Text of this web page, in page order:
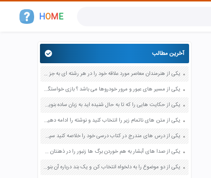
HOME
آخرین مطالب
یکی از هنرمندان معاصر مورد علاقه خود را در هر رشته ای به جز عکاسی صفحه 69 فرهنگ و هنر نهم
یکی از مسیر های عبور و مرور خودروها می باشد ؟ بازی خواستگاری جواب پاسخ
یکی از حکایت هایی را که تا به حال شنیده اید به زبان ساده بنویسید صفحه 97 نگارش ششم دبستان
یکی از متن های ناتمام زیر را انتخاب کنید و نوشته را ادامه دهید صفحه 73 و 74 کتاب نگارش فارسی پنجم دبستان
یکی از درس های مندرج در کتاب درسی خود را خلاصه کنید سپس متن خلاصه شده را با بهره گیری از روش های دسته بندی نمودار جدول نقشه مفهومی نشان دهید صفحه 118 نگارش یازدهم
یکی از صدا های آبشار به هم خوردن برگ ها زنبور را در ذهنتان مجسم کنید و درباره آن یک بند بنویسید صفحه 11 نگارش پنجم
یکی از دو موضوع را به دلخواه انتخاب کن و یک بند درباره آن بنویس صفحه 35 کتاب نگارش فارسی سوم